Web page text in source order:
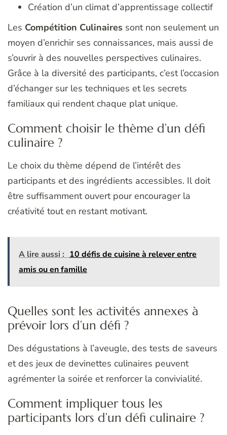
Création d’un climat d’apprentissage collectif
Les Compétition Culinaires sont non seulement un
moyen d’enrichir ses connaissances, mais aussi de
s’ouvrir à des nouvelles perspectives culinaires.
Grâce à la diversité des participants, c’est l’occasion
d’échanger sur les techniques et les secrets
familiaux qui rendent chaque plat unique.
Comment choisir le thème d’un défi
culinaire ?
Le choix du thème dépend de l’intérêt des
participants et des ingrédients accessibles. Il doit
être suffisamment ouvert pour encourager la
créativité tout en restant motivant.
A lire aussi : 10 défis de cuisine à relever entre
amis ou en famille
Quelles sont les activités annexes à
prévoir lors d’un défi ?
Des dégustations à l’aveugle, des tests de saveurs
et des jeux de devinettes culinaires peuvent
agrémenter la soirée et renforcer la convivialité.
Comment impliquer tous les
participants lors d’un défi culinaire ?